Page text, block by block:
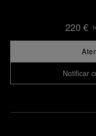
220 €
Notificar